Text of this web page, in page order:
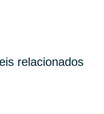
relacionados